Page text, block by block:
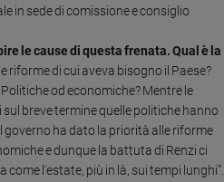
in sede di comissione e consiglio
le cause di questa frenata. Qual è la
riforme di cui aveva bisogno il Paese?
od economiche? Mentre le
breve termine quelle politiche hanno
governo ha dato la priorità alle riforme
e dunque la battuta di Renzi ci
l’estate, più in là, sui tempi lunghi”.